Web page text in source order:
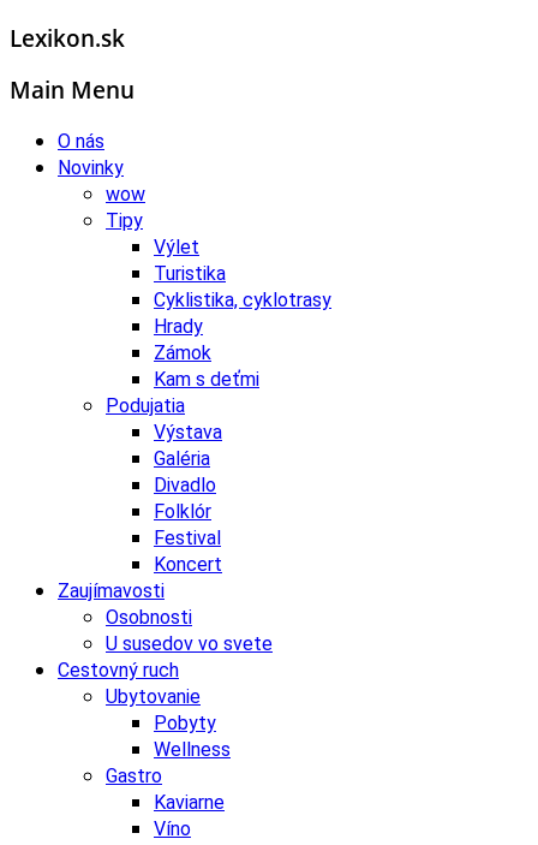
Lexikon.sk
Main Menu
O nás
Novinky
wow
Tipy
Výlet
Turistika
Cyklistika, cyklotrasy
Hrady
Zámok
Kam s deťmi
Podujatia
Výstava
Galéria
Divadlo
Folklór
Festival
Koncert
Zaujímavosti
Osobnosti
U susedov vo svete
Cestovný ruch
Ubytovanie
Pobyty
Wellness
Gastro
Kaviarne
Víno